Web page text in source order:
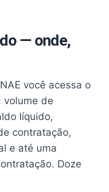
— onde,
você acessa o
volume de
líquido,
contratação,
e até uma
Doze